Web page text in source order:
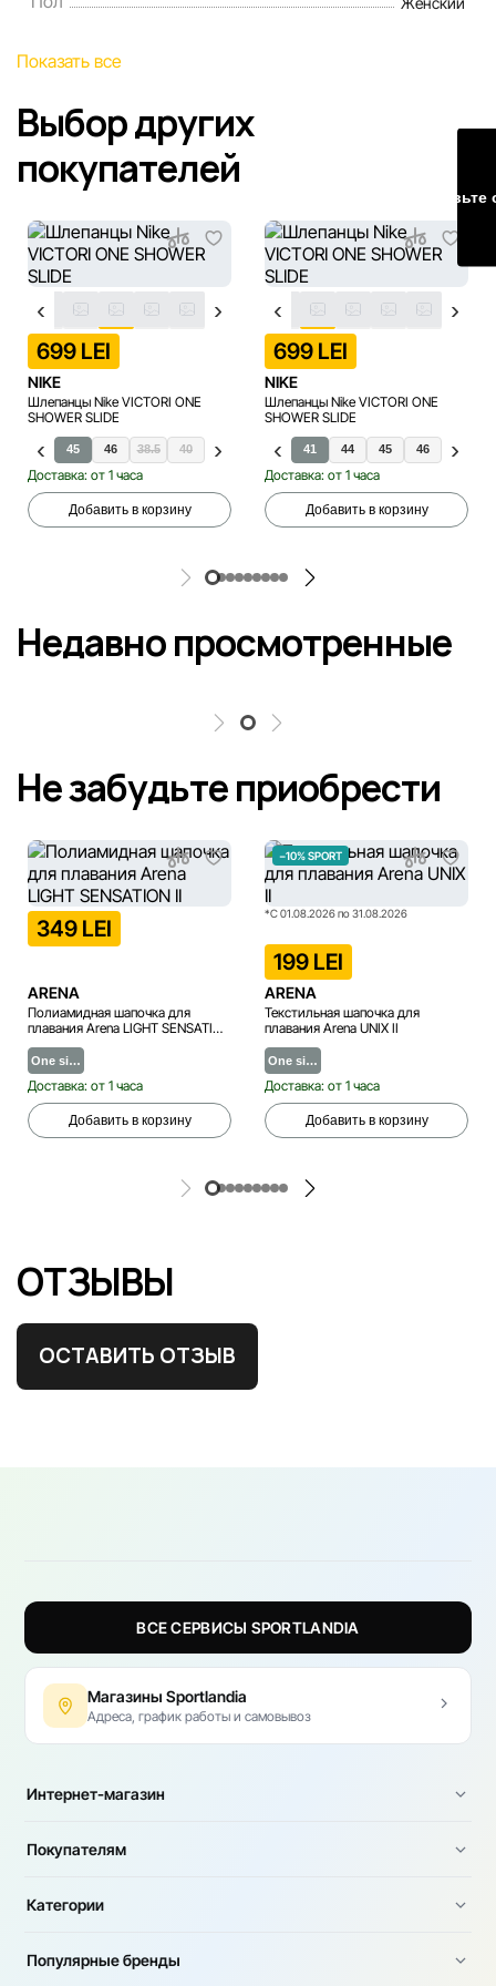
Наша команда регулярно проверяет и обновляет
информацию на сайте, чтобы своевременно выявлять и
сроки.
Показать все
Выбор других
покупателей
699 LEI
NIKE
Шлепанцы Nike VICTORI ONE
SHOWER SLIDE
44 45 46 38.5 40 47.5
Доставка: от 1 часа
Добавить в корзину
699 LEI
NIKE
Шлепанцы Nike VICTORI ONE
SHOWER SLIDE
40 41 44 45 46 38.5
Доставка: от 1 часа
Добавить в корзину
Недавно просмотренные
Не забудьте приобрести
349 LEI
ARENA
Полиамидная шапочка для
плавания Arena LIGHT SENSATION
II
One si…
Доставка: от 1 часа
Добавить в корзину
−10% SPORT
*С 01.08.2026 по 31.08.2026
199 LEI
ARENA
Текстильная шапочка для
плавания Arena UNIX II
One si…
Доставка: от 1 часа
Добавить в корзину
ОТЗЫВЫ
ОСТАВИТЬ ОТЗЫВ
Оставьте
ВСЕ СЕРВИСЫ SPORTLANDIA
Магазины Sportlandia
Адреса, график работы и самовывоз
Интернет-магазин
Покупателям
Категории
Популярные бренды